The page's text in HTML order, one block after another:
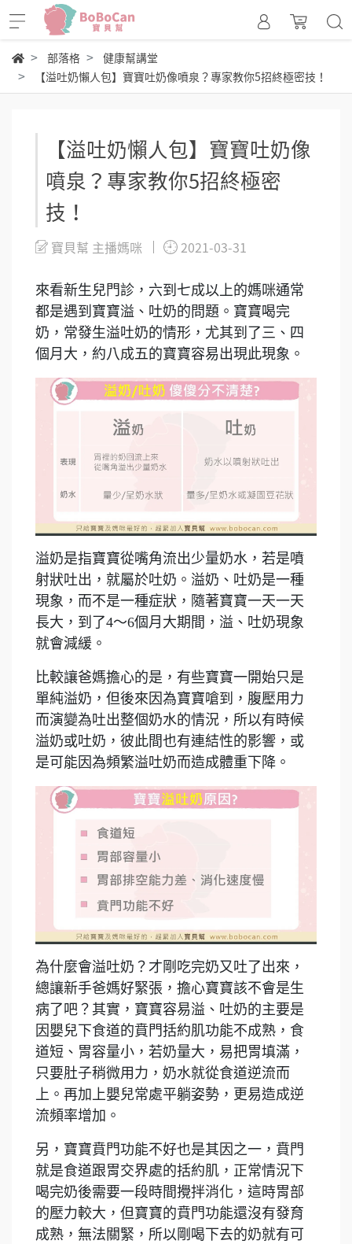
部落格
健康幫講堂
【溢吐奶懶人包】寶寶吐奶像噴泉？專家教你5招終極密技！
【溢吐奶懶人包】寶寶吐奶像
噴泉？專家教你5招終極密
技！
寶貝幫 主播媽咪 2021-03-31
來看新生兒門診，六到七成以上的媽咪通常
都是遇到寶寶溢、吐奶的問題。寶寶喝完
奶，常發生溢吐奶的情形，尤其到了三、四
個月大，約八成五的寶寶容易出現此現象。
溢奶是指寶寶從嘴角流出少量奶水，若是噴
射狀吐出，就屬於吐奶。溢奶、吐奶是一種
現象，而不是一種症狀，隨著寶寶一天一天
長大，到了4～6個月大期間，溢、吐奶現象
就會減緩。
比較讓爸媽擔心的是，有些寶寶一開始只是
單純溢奶，但後來因為寶寶嗆到，腹壓用力
而演變為吐出整個奶水的情況，所以有時候
溢奶或吐奶，彼此間也有連結性的影響，或
是可能因為頻繁溢吐奶而造成體重下降。
為什麼會溢吐奶？才剛吃完奶又吐了出來，
總讓新手爸媽好緊張，擔心寶寶該不會是生
病了吧？其實，寶寶容易溢、吐奶的主要是
因嬰兒下食道的賁門括約肌功能不成熟，食
道短、胃容量小，若奶量大，易把胃填滿，
只要肚子稍微用力，奶水就從食道逆流而
上。再加上嬰兒常處平躺姿勢，更易造成逆
流頻率增加。
另，寶寶賁門功能不好也是其因之一，賁門
就是食道跟胃交界處的括約肌，正常情況下
喝完奶後需要一段時間攪拌消化，這時胃部
的壓力較大，但寶寶的賁門功能還沒有發育
成熟，無法關緊，所以剛喝下去的奶就有可